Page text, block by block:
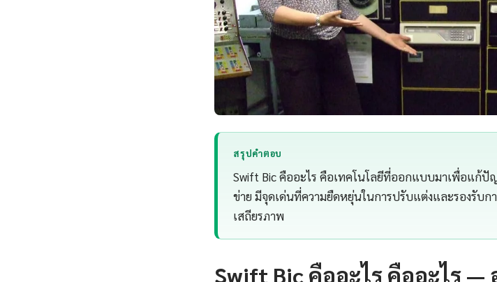
สรุปคำตอบ
Swift Bic คืออะไร คือเทคโนโลยีที่ออกแบบมาเพื่อแก้ปั
ข่าย มีจุดเด่นที่ความยืดหยุ่นในการปรับแต่งและรองรับก
เสถียรภาพ
Swift Bic คืออะไร คืออะไร —